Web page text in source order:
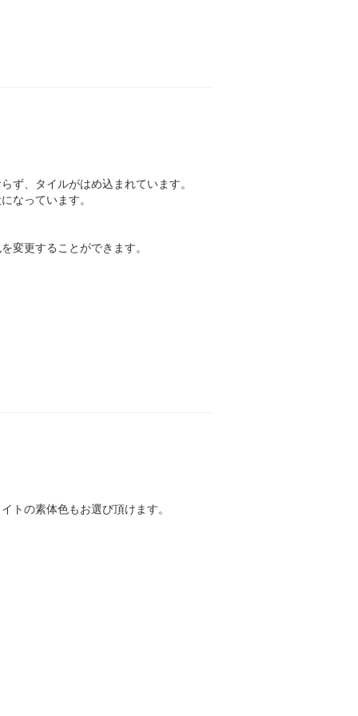
ず、タイルがはめ込まれています。
なっています。
変更することができます。
トの素体色もお選び頂けます。